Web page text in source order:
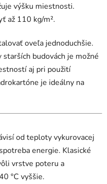
výšku miestnosti.
až 110 kg/m².
oveľa jednoduchšie.
budovách je možné
aj pri použití
je ideálny na
od teploty vykurovacej
energie. Klasické
vrstve poteru a
°C vyššie.